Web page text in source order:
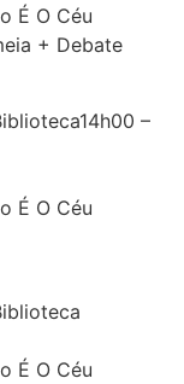
É O Céu
+ Debate
–
É O Céu
É O Céu